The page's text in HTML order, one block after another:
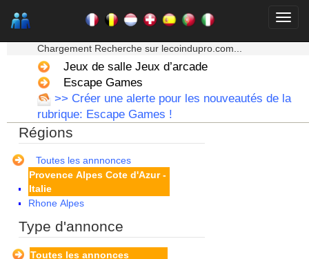
Chargement Recherche sur lecoindupro.com...
Jeux de salle Jeux d’arcade
Escape Games
>> Créer une alerte pour les nouveautés de la
rubrique: Escape Games !
Régions
Toutes les annnonces
Lorraine
Mayotte
Midi Pyrenees - Espagne -
Portugal
Nord Pas de Calais - Belgique -
Pays Bas
Pays de la Loire
Picardie
Poitou Charentes
Principauté de Monaco
Provence Alpes Cote d'Azur -
Italie
Rhone Alpes
Type d'annonce
Toutes les annonces